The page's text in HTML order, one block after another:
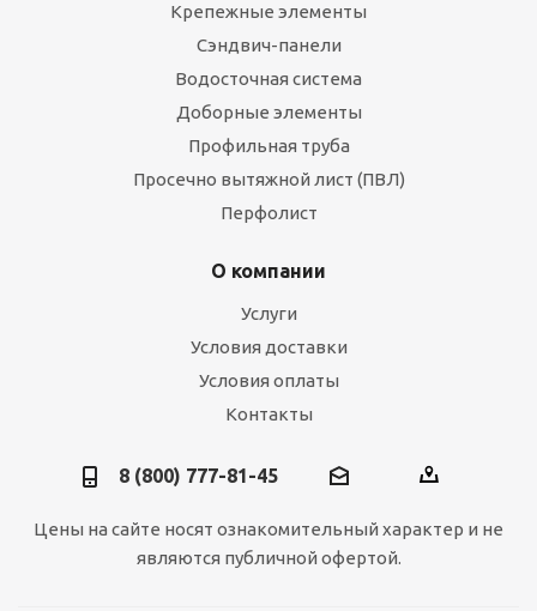
Крепежные элементы
Сэндвич-панели
Водосточная система
Доборные элементы
Профильная труба
Просечно вытяжной лист (ПВЛ)
Перфолист
О компании
Услуги
Условия доставки
Условия оплаты
Контакты
8 (800) 777-81-45
Цены на сайте носят ознакомительный характер и не
являются публичной офертой.